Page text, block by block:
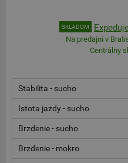
SKLADOM
Na predajni v
Centrálny
Stabilita - sucho
Istota jazdy - sucho
Brzdenie - sucho
Brzdenie - mokro